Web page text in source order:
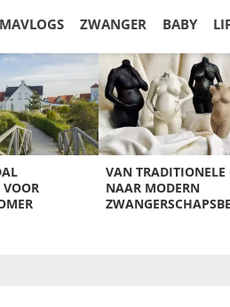
ZWANGER BABY
VAN TRADITIONELE
NAAR MODERN